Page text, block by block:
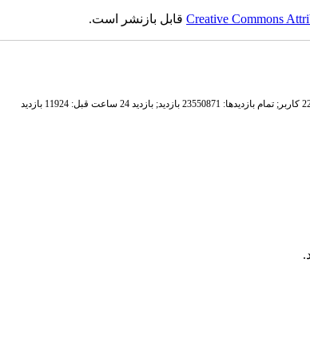
Creative Commonsقابل بازنشر است.
تمام بازدید‌ها: 23550871 بازدید; بازدید 24 ساعت قبل: 11924 بازدید